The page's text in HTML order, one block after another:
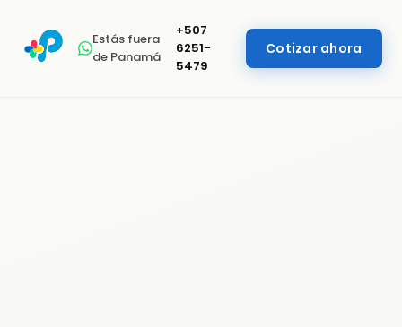
Estás fuera
de Panamá
+507
6251-
5479
Cotizar ahora